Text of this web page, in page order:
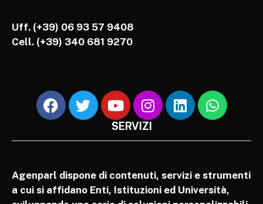
Uff. (+39) 06 93 57 9408
Cell. (+39) 340 681 9270
SERVIZI
Agenparl dispone di contenuti, servizi e strumenti
a cui si affidano Enti, Istituzioni ed Università,